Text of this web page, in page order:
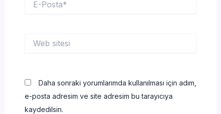
Posta*
sitesi
Daha sonraki yorumlarımda kullanılması için adım,
e-posta adresim ve site adresim bu tarayıcıya
kaydedilsin.